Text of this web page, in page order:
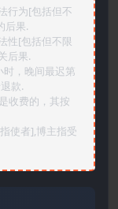
行为[包括但不
后果.
性[包括但不限
后果.
，晚间最迟第
款.
收费的，其按
使者],博主指受